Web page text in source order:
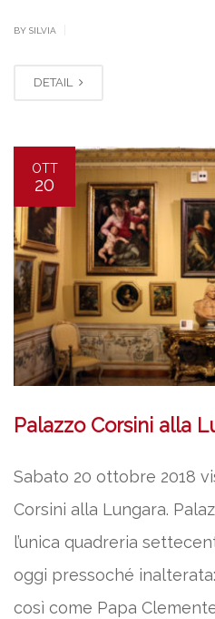
BY SILVIA
DETAIL
OTT
20
Palazzo Corsini alla
Sabato 20 ottobre 2018
Corsini alla Lungara.
l’unica quadreria
oggi pressoché
così come Papa